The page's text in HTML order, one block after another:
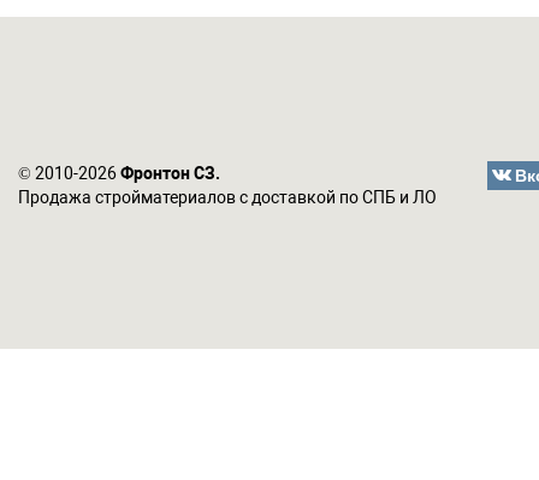
© 2010-2026Фронтон СЗ.
Продажа стройматериалов с доставкой по СПБ и ЛО